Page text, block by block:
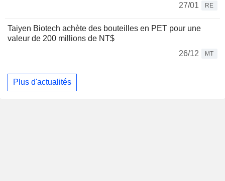
27/01
RE
Taiyen Biotech achète des bouteilles en PET pour une
valeur de 200 millions de NT$
26/12
MT
Plus d'actualités